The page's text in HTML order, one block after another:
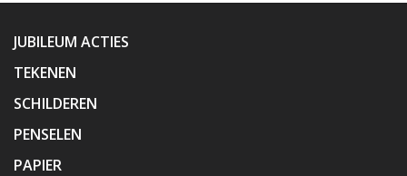
JUBILEUM ACTIES
TEKENEN
SCHILDEREN
PENSELEN
PAPIER